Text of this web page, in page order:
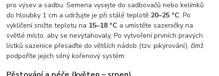
pro výsev a sadbu. Semena vysejte do sadbovačů nebo kelímků
do hloubky 1 cm a udržujte je při stálé teplotě 20–25 °C. Po
vyklíčení snižte teplotu na 15–18 °C a umístěte sazeničky na
světlé místo, aby se nevytahovaly. Po vytvoření prvních pravých
lístků sazenice přesaďte do větších nádob (tzv. pikýrování), čímž
podpoříte jejich silný kořenový systém.